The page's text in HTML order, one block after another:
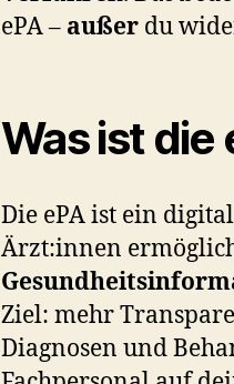
ePA – außer du
Was ist die
Die ePA ist ein
Ärzt:innen
Ziel: mehr
Diagnosen und